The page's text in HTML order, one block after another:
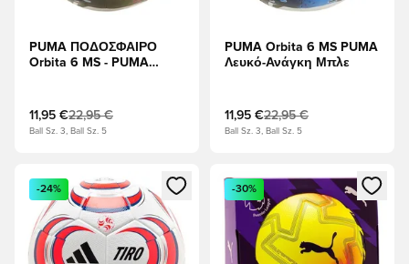
PUMA ΠΟΔΟΣΦΑΙΡΟ
Orbita 6 MS - PUMA
11,95 €22,95 €
Ball Sz. 3, Ball Sz. 5
PUMA Orbita 6 MS PUMA
Λευκό-Ανάγκη Μπλε
11,95 €22,95 €
Ball Sz. 3, Ball Sz. 5
Ανοίγει ένα Modal για να συνδεθείτε ή να εγγραφείτε ως
-24%
Ανοίγει ένα Modal για να
-30%